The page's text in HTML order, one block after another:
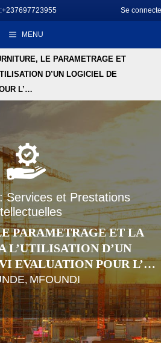
:+237697723955 Se
MENU
LE PARAMETRAGE ET
D’UN LOGICIEL DE
L’…
Services et Prestations
PARAMETRAGE ET LA
L’UTILISATION D’UN
EVALUATION POUR L’…
, MFOUNDI